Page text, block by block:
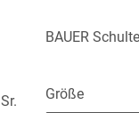
BAUER
Größe